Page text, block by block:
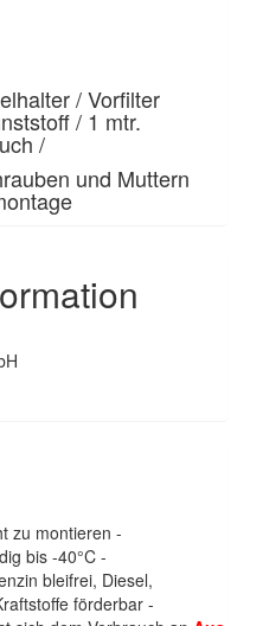
/ Vorfilter
/ 1 mtr.
/
und Muttern
zu montieren -
bis -40°C -
bleifrei, Diesel,
förderbar -